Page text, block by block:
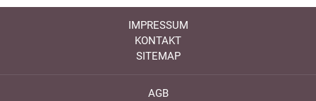
IMPRESSUM
KONTAKT
SITEMAP
AGB